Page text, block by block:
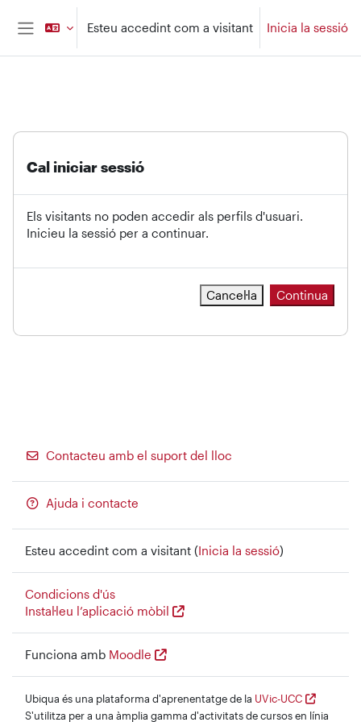
Ves al contingut principal
Esteu accedint com a visitant Inicia la sessió
Cal iniciar sessió
Els visitants no poden accedir als perfils d'usuari.
Inicieu la sessió per a continuar.
Cancel·la Continua
Contacteu amb el suport del lloc
Ajuda i contacte
Esteu accedint com a visitant (Inicia la sessió)
Condicions d'ús
Instal·leu l’aplicació mòbil
Funciona amb Moodle
Ubiqua és una plataforma d'aprenentatge de la UVic-UCC
S'utilitza per a una àmplia gamma d'activitats de cursos en línia